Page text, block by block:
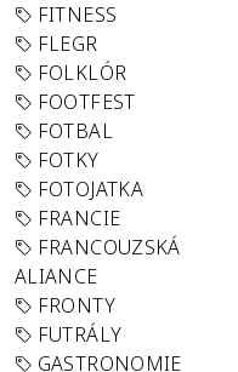
FITNESS
FLEGR
FOLKLÓR
FOOTFEST
FOTBAL
FOTKY
FOTOJATKA
FRANCIE
FRANCOUZSKÁ
ALIANCE
FRONTY
FUTRÁLY
GASTRONOMIE